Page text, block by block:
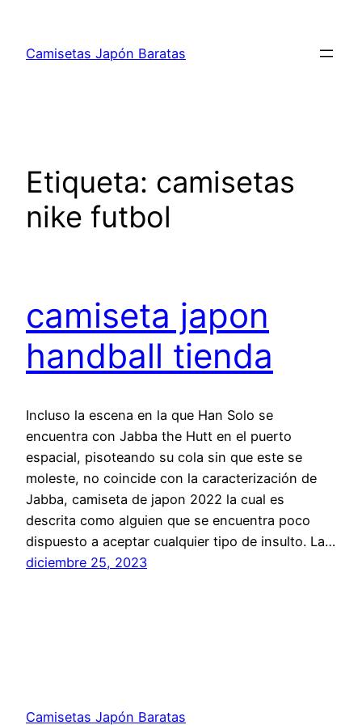
contenido
Camisetas Japón Baratas
Etiqueta: camisetas
nike futbol
camiseta japon
handball tienda
Incluso la escena en la que Han Solo se
encuentra con Jabba the Hutt en el puerto
espacial, pisoteando su cola sin que este se
moleste, no coincide con la caracterización de
Jabba, camiseta de japon 2022 la cual es
descrita como alguien que se encuentra poco
dispuesto a aceptar cualquier tipo de insulto. La…
diciembre 25, 2023
Camisetas Japón Baratas